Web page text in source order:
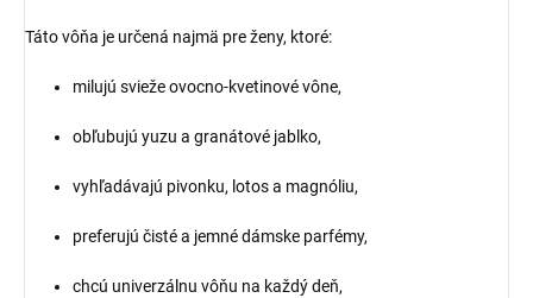
Táto vôňa je určená najmä pre ženy, ktoré:
milujú svieže ovocno-kvetinové vône,
obľubujú yuzu a granátové jablko,
vyhľadávajú pivonku, lotos a magnóliu,
preferujú čisté a jemné dámske parfémy,
chcú univerzálnu vôňu na každý deň,